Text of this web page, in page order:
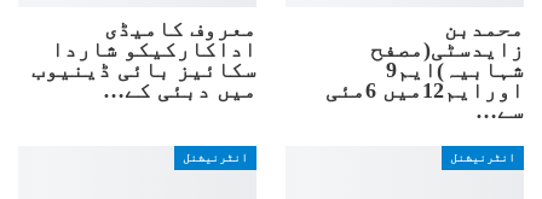
محمدبن
زایدسٹی(مصفح
شہابیہ)ایم9
اورایم12میں 6مئی
سے…
معروف کامیڈی
اداکارکیکو شاردا
سکائیز بائی ڈینیوب
میں دبئی کے…
انٹرنیشنل انٹرنیشنل